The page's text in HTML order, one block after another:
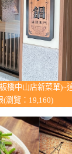
橋中山店新菜單)~
(瀏覽：19,160)